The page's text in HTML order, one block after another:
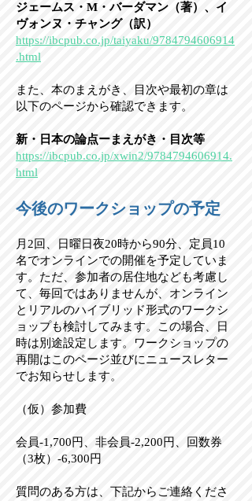
ジェームス・M・バーダマン（著）、イ
ヴォンヌ・チャング（訳）
https://ibcpub.co.jp/taiyaku/9784794606914
.html
また、本のまえがき、目次や最初の章は
以下のページから確認できます。
新・日本の論点ーまえがき・目次等
https://ibcpub.co.jp/xwin2/9784794606914.
html
今後のワークショップの予定
月2回、日曜日夜20時から90分、定員10
名でオンラインでの開催を予定していま
す。ただ、参加者の居住地なども考慮し
て、毎回ではありませんが、オンライン
とリアルのハイブリッド形式のワークシ
ョップも検討してみます。この場合、日
時は別途設定します。
ワークショップの
再開はこのページ並びにニュースレター
でお知らせします。
（仮）参加費
会員-1,700円、非会員-2,200円、回数券
（3枚）-6,300円
質問のある方は、下記からご連絡くださ